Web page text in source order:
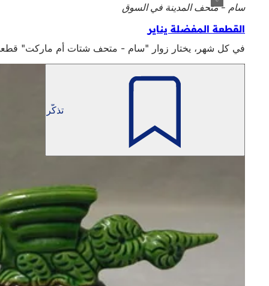
سام - متحف المدينة في السوق
القطعة المفضلة يناير
في كل شهر، يختار زوار "سام - متحف شتات أم ماركت" قطعتهم المفضلة من
تذكّر